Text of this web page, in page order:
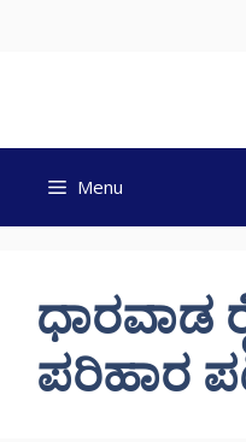
Menu
ಧಾರವಾಡ
ಪರಿಹಾರ